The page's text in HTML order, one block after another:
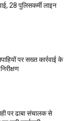
28 पुलिसकर्मी लाइन
पर सख्त कार्रवाई के
पर ढाबा संचालक से